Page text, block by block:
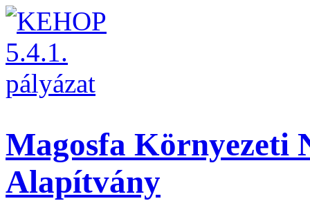
Magosfa Környezeti
Alapítvány